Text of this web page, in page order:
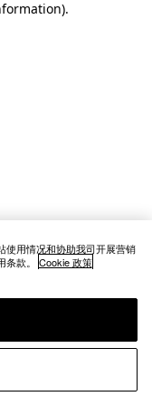
.
使用情况和协助我司开展营销
款。 Cookie 政策